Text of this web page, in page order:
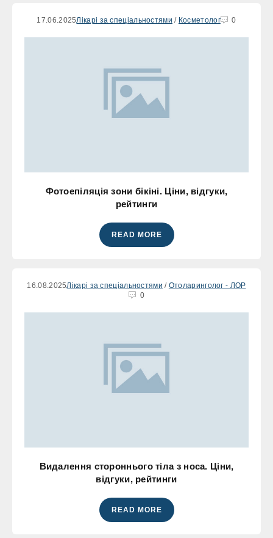
17.06.2025Лікарі за спеціальностями / Косметолог 0
Фотоепіляція зони бікіні. Ціни, відгуки,
рейтинги
READ MORE
16.08.2025Лікарі за спеціальностями / Отоларинголог - ЛОР
0
Видалення стороннього тіла з носа. Ціни,
відгуки, рейтинги
READ MORE